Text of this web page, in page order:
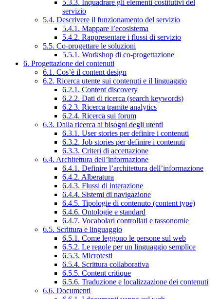
5.3.3. Inquadrare gli elementi costitutivi del
servizio
5.4. Descrivere il funzionamento del servizio
5.4.1. Mappare l’ecosistema
5.4.2. Rappresentare i flussi di servizio
5.5. Co-progettare le soluzioni
5.5.1. Workshop di co-progettazione
6. Progettazione dei contenuti
6.1. Cos’è il content design
6.2. Ricerca utente sui contenuti e il linguaggio
6.2.1. Content discovery
6.2.2. Dati di ricerca (search keywords)
6.2.3. Ricerca tramite analytics
6.2.4. Ricerca sui forum
6.3. Dalla ricerca ai bisogni degli utenti
6.3.1. User stories per definire i contenuti
6.3.2. Job stories per definire i contenuti
6.3.3. Criteri di accettazione
6.4. Architettura dell’informazione
6.4.1. Definire l’architettura dell’informazione
6.4.2. Alberatura
6.4.3. Flussi di interazione
6.4.4. Sistemi di navigazione
6.4.5. Tipologie di contenuto (content type)
6.4.6. Ontologie e standard
6.4.7. Vocabolari controllati e tassonomie
6.5. Scrittura e linguaggio
6.5.1. Come leggono le persone sul web
6.5.2. Le regole per un linguaggio semplice
6.5.3. Microtesti
6.5.4. Scrittura collaborativa
6.5.5. Content critique
6.5.6. Traduzione e localizzazione dei contenuti
6.6. Documenti